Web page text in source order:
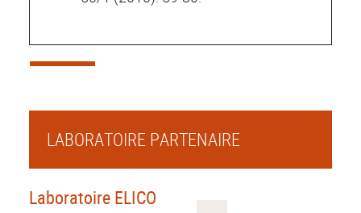
LABORATOIRE PARTENAIRE
Laboratoire ELICO